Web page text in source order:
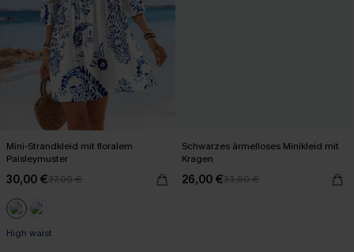
Mini-Strandkleid mit floralem
Paisleymuster
30,00 €37,00 €
High waist
Schwarzes ärmelloses Minikleid mit
Kragen
26,00 €33,00 €